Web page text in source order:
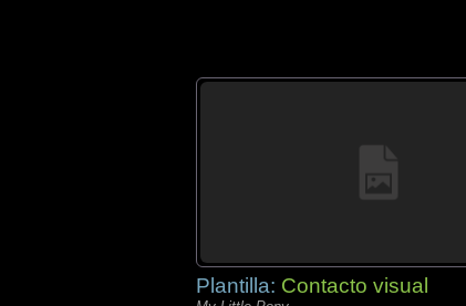
Plantilla: Contacto visual